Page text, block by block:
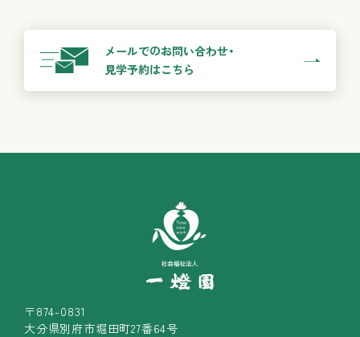
メールでのお問い合わせ・
見学予約はこちら
〒874-0831
大分県別府市堀田町27番64号